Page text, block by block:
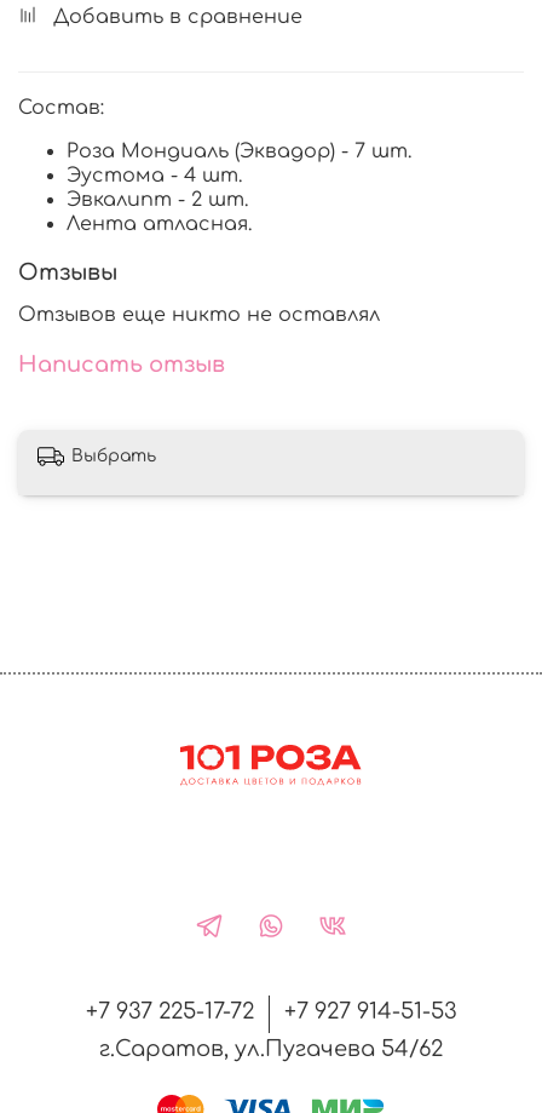
Добавить в сравнение
Состав:
Роза Мондиаль (Эквадор) - 7 шт.
Эустома - 4 шт.
Эвкалипт - 2 шт.
Лента атласная.
Отзывы
Отзывов еще никто не оставлял
Написать отзыв
Выбрать
+7 937 225-17-72
+7 927 914-51-53
г.Саратов, ул.Пугачева 54/62